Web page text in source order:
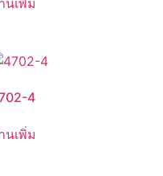
นเพิ่ม
4
นเพิ่ม